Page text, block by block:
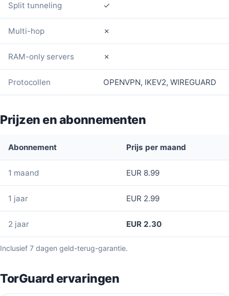
Split tunneling ✓
Multi-hop ✗
RAM-only servers ✗
Protocollen OPENVPN, IKEV2, WIREGUARD
Prijzen en abonnementen
Abonnement Prijs per maand
1 maand EUR 8.99
1 jaar EUR 2.99
2 jaar EUR 2.30
Inclusief 7 dagen geld-terug-garantie.
TorGuard ervaringen